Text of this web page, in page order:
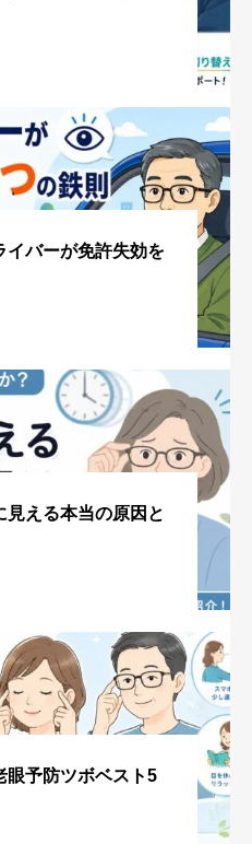
イバーが免許失効を
見える本当の原因と
眼予防ツボベスト5